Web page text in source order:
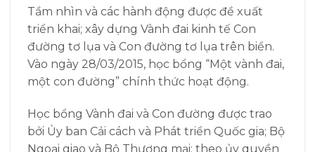
Tầm nhìn và các hành động được đề xuất
triển khai; xây dựng Vành đai kinh tế Con
đường tơ lụa và Con đường tơ lụa trên biển.
Vào ngày 28/03/2015, học bổng “Một vành đai,
một con đường” chính thức hoạt động.
Học bổng Vành đai và Con đường được trao
bởi Ủy ban Cải cách và Phát triển Quốc gia; Bộ
Ngoại giao và Bộ Thương mại; theo ủy quyền